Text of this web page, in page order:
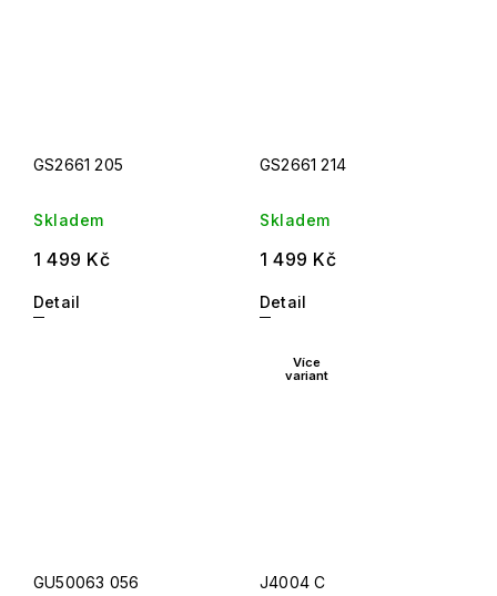
GS2661 205
Skladem
1 499 Kč
Detail
GS2661 214
Skladem
1 499 Kč
Detail
GU50063 056
Více
variant
J4004 C